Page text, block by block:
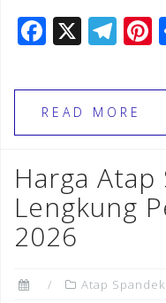
F
c
e
b
o
o
k
X T
e
gr
a
m
READ MORE
Harga Atap
Lengkung
2026
Atap